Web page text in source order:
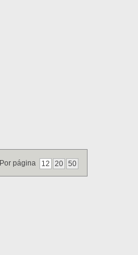
Por página 12 20 50